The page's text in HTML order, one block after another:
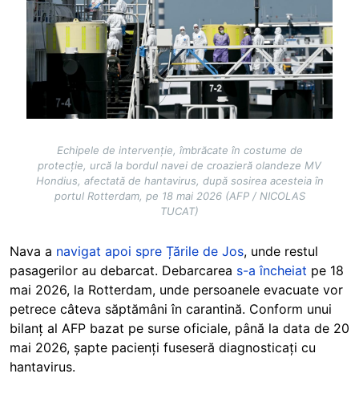
Echipele de intervenție, îmbrăcate în costume de
protecție, urcă la bordul navei de croazieră olandeze MV
Hondius, afectată de hantavirus, după sosirea acesteia în
portul Rotterdam, pe 18 mai 2026 (AFP / NICOLAS
TUCAT)
Nava a navigat apoi spre Țările de Jos, unde restul
pasagerilor au debarcat. Debarcarea s-a încheiat pe 18
mai 2026, la Rotterdam, unde persoanele evacuate vor
petrece câteva săptămâni în carantină. Conform unui
bilanț al AFP bazat pe surse oficiale, până la data de 20
mai 2026, șapte pacienți fuseseră diagnosticați cu
hantavirus.